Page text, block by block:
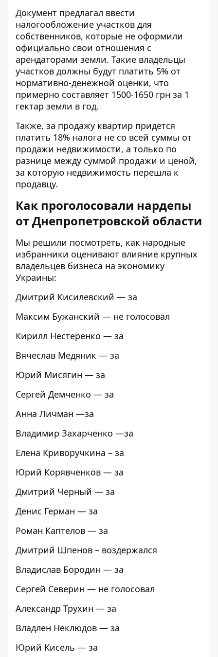
Документ предлагал ввести
налогообложение участков для
собственников, которые не оформили
официально свои отношения с
арендаторами земли. Такие владельцы
участков должны будут платить 5% от
нормативно-денежной оценки, что
примерно составляет 1500-1650 грн за 1
гектар земли в год.
Также, за продажу квартир придется
платить 18% налога не со всей суммы от
продажи недвижимости, а только по
разнице между суммой продажи и ценой,
за которую недвижимость перешла к
продавцу.
Как проголосовали нардепы
от Днепропетровской области
Мы решили посмотреть, как народные
избранники оценивают влияние крупных
владельцев бизнеса на экономику
Украины:
Дмитрий Кисилевский — за
Максим Бужанский — не голосовал
Кирилл Нестеренко — за
Вячеслав Медяник — за
Юрий Мисягин — за
Сергей Демченко — за
Анна Личман —за
Владимир Захарченко —за
Елена Криворучкина – за
Юрий Корявченков — за
Дмитрий Черный — за
Денис Герман — за
Роман Каптелов — за
Дмитрий Шпенов – воздержался
Владислав Бородин — за
Сергей Северин — не голосовал
Александр Трухин — за
Владлен Неклюдов — за
Юрий Кисель — за